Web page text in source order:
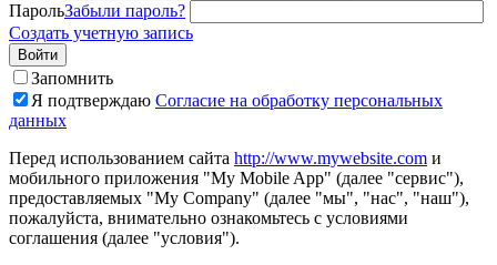
ПарольЗабыли пароль?
Создать учетную запись
Войти
Запомнить
Я подтверждаю Согласие на обработку персональных
данных
Перед использованием сайта http://www.mywebsite.com и
мобильного приложения "My Mobile App" (далее "сервис"),
предоставляемых "My Company" (далее "мы", "нас", "наш"),
пожалуйста, внимательно ознакомьтесь с условиями
соглашения (далее "условия").